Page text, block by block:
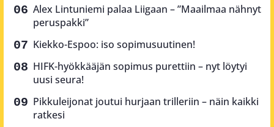
Alex Lintuniemi palaa Liigaan – ”Maailmaa nähnyt
peruspakki”
Kiekko-Espoo: iso sopimusuutinen!
HIFK-hyökkääjän sopimus purettiin – nyt löytyi
uusi seura!
Pikkuleijonat joutui hurjaan trilleriin – näin kaikki
ratkesi